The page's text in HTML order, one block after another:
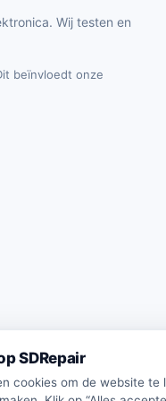
SDRepair
cookies om de website
Wij testen en
beïnvloedt onze